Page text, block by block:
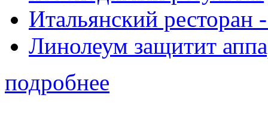
Итальянский
Линолеум защитит
подробнее